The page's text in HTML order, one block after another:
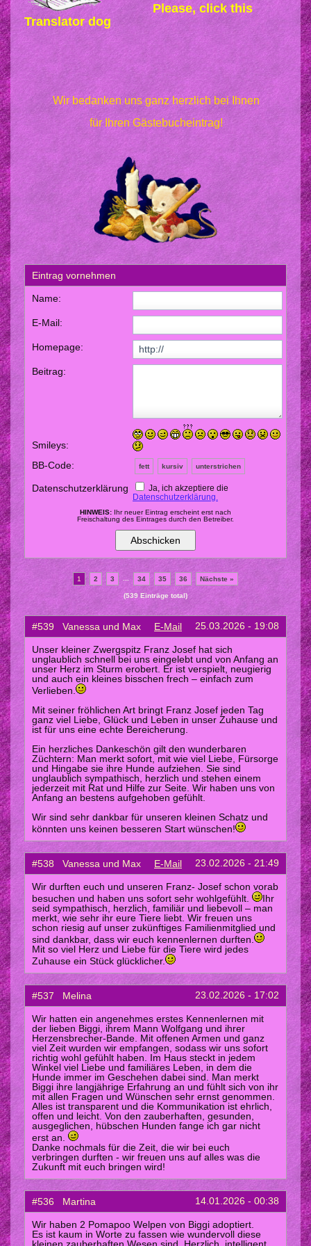
♥ unsere Babyzimmer
♥ Farben & Charakter des
Pomeranian
♥ Gästebuch
♥ Kontakt & Route zu uns
♥ Babyfotos- und Videos für
´s Herz
♥ Fotos unserer Pomeranian
♥ Was ist ein
verantwortungsvoller
Züchter?
♥ Fotokiste unserer
Pomeranian und deren
Babys
♥ Videos unserer Pomeranian
♥ Die Bitten unserer
Zwergenkinder
♥ Seitenlinks unserer Zucht
♥ Dies und Das
♥ Die Regenbogen Brücke
♥ Linkliste
♥ Impressum/ Datenschutz
Please, click this
Translator dog
Wir bedanken uns ganz herzlich bei Ihnen
für Ihren Gästebucheintrag!
Eintrag vornehmen
Name:
E-Mail:
Homepage:
Beitrag:
Smileys:
BB-Code:
fett kursiv unterstrichen
Datenschutzerklärung
Ja, ich akzeptiere die
Datenschutzerklärung.
HINWEIS: Ihr neuer Eintrag erscheint erst nach
Freischaltung des Eintrages durch den Betreiber.
1 2 3 34 35 36 Nächste »
(539 Einträge total)
#539 Vanessa und Max E-Mail 25.03.2026 - 19:08
Unser kleiner Zwergspitz Franz Josef hat sich
unglaublich schnell bei uns eingelebt und von Anfang an
unser Herz im Sturm erobert. Er ist verspielt, neugierig
und auch ein kleines bisschen frech – einfach zum
Verlieben.
Mit seiner fröhlichen Art bringt Franz Josef jeden Tag
ganz viel Liebe, Glück und Leben in unser Zuhause und
ist für uns eine echte Bereicherung.
Ein herzliches Dankeschön gilt den wunderbaren
Züchtern: Man merkt sofort, mit wie viel Liebe, Fürsorge
und Hingabe sie ihre Hunde aufziehen. Sie sind
unglaublich sympathisch, herzlich und stehen einem
jederzeit mit Rat und Hilfe zur Seite. Wir haben uns von
Anfang an bestens aufgehoben gefühlt.
Wir sind sehr dankbar für unseren kleinen Schatz und
könnten uns keinen besseren Start wünschen!
#538 Vanessa und Max E-Mail 23.02.2026 - 21:49
Wir durften euch und unseren Franz- Josef schon vorab
besuchen und haben uns sofort sehr wohlgefühlt.
Ihr
seid sympathisch, herzlich, familiär und liebevoll – man
merkt, wie sehr ihr eure Tiere liebt. Wir freuen uns
schon riesig auf unser zukünftiges Familienmitglied und
sind dankbar, dass wir euch kennenlernen durften.
Mit so viel Herz und Liebe für die Tiere wird jedes
Zuhause ein Stück glücklicher.
#537 Melina 23.02.2026 - 17:02
Wir hatten ein angenehmes erstes Kennenlernen mit
der lieben Biggi, ihrem Mann Wolfgang und ihrer
Herzensbrecher-Bande. Mit offenen Armen und ganz
viel Zeit wurden wir empfangen, sodass wir uns sofort
richtig wohl gefühlt haben. Im Haus steckt in jedem
Winkel viel Liebe und familiäres Leben, in dem die
Hunde immer im Geschehen dabei sind. Man merkt
Biggi ihre langjährige Erfahrung an und fühlt sich von ihr
mit allen Fragen und Wünschen sehr ernst genommen.
Alles ist transparent und die Kommunikation ist ehrlich,
offen und leicht. Von den zauberhaften, gesunden,
ausgeglichen, hübschen Hunden fange ich gar nicht
erst an.
Danke nochmals für die Zeit, die wir bei euch
verbringen durften - wir freuen uns auf alles was die
Zukunft mit euch bringen wird!
#536 Martina 14.01.2026 - 00:38
Wir haben 2 Pomapoo Welpen von Biggi adoptiert.
Es ist kaum in Worte zu fassen wie wundervoll diese